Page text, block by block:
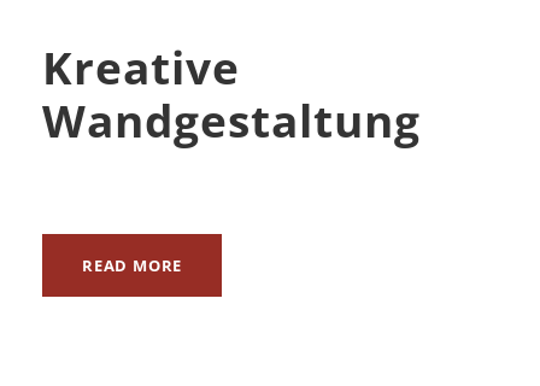
Kreative
Wandgestaltung
READ MORE